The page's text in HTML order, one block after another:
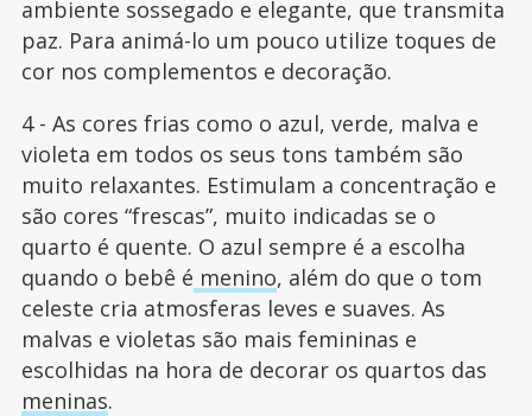
ambiente sossegado e elegante, que transmita
paz. Para animá-lo um pouco utilize toques de
cor nos complementos e decoração.
4 - As cores frias como o azul, verde, malva e
violeta em todos os seus tons também são
muito relaxantes. Estimulam a concentração e
são cores “frescas”, muito indicadas se o
quarto é quente. O azul sempre é a escolha
quando o bebê é menino, além do que o tom
celeste cria atmosferas leves e suaves. As
malvas e violetas são mais femininas e
escolhidas na hora de decorar os quartos das
meninas.